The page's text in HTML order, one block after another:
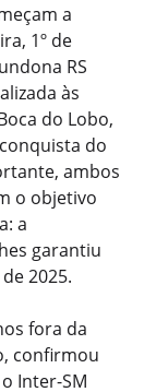
a
1º de
RS
às
do Lobo,
do
ambos
o objetivo
a
garantiu
2025.
fora da
confirmou
Inter-SM